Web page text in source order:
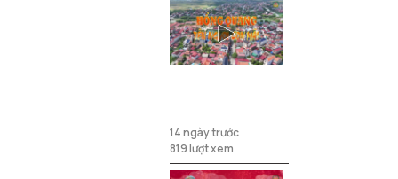
mãi
14 ngày trước
819 lượt xem